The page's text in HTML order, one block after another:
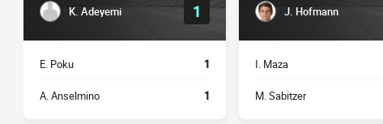
K. Adeyemi 1
E. Poku 1
A. Anselmino 1
J. Hofmann
I. Maza
M. Sabitzer